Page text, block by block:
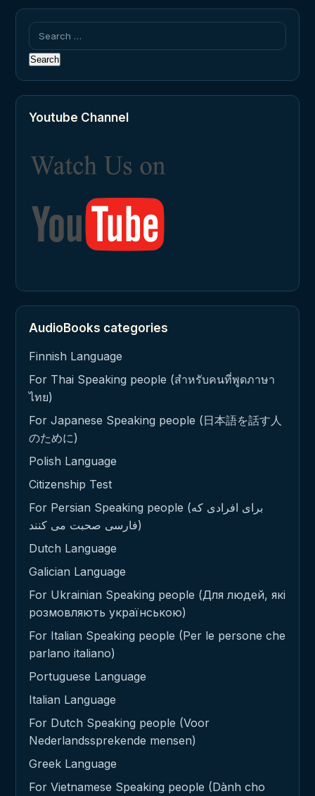
Search
for:
Youtube Channel
AudioBooks categories
Finnish Language
For Thai Speaking people (สำหรับคนที่พูดภาษา
ไทย)
For Japanese Speaking people (日本語を話す人
のために)
Polish Language
Citizenship Test
For Persian Speaking people (برای افرادی که
فارسی صحبت می کنند)
Dutch Language
Galician Language
For Ukrainian Speaking people (Для людей, які
розмовляють українською)
For Italian Speaking people (Per le persone che
parlano italiano)
Portuguese Language
Italian Language
For Dutch Speaking people (Voor
Nederlandssprekende mensen)
Greek Language
For Vietnamese Speaking people (Dành cho